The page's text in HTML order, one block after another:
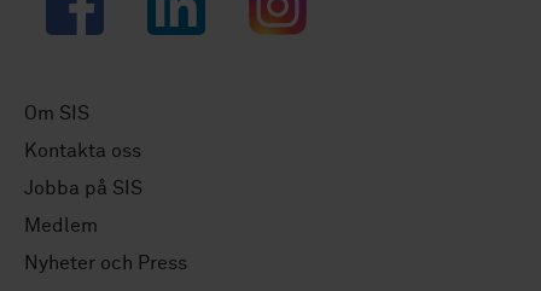
Om SIS
Kontakta oss
Jobba på SIS
Medlem
Nyheter och Press